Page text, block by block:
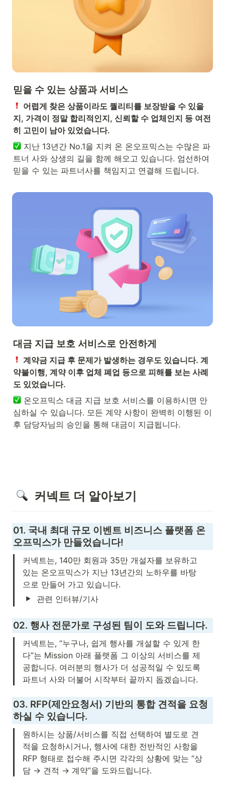
믿을 수 있는 상품과 서비스
어렵게 찾은 상품이라도 퀄리티를 보장받을 수 있을
지, 가격이 정말 합리적인지, 신뢰할 수 업체인지 등 여전
히 고민이 남아 있었습니다.
지난 13년간 No.1을 지켜 온 온오프믹스는 수많은 파
트너 사와 상생의 길을 함께 해오고 있습니다. 엄선하여
믿을 수 있는 파트너사를 책임지고 연결해 드립니다.
대금 지급 보호 서비스로 안전하게
계약금 지급 후 문제가 발생하는 경우도 있습니다. 계
약불이행, 계약 이후 업체 폐업 등으로 피해를 보는 사례
도 있었습니다.
온오프믹스 대금 지급 보호 서비스를 이용하시면 안
심하실 수 있습니다. 모든 계약 사항이 완벽히 이행된 이
후 담당자님의 승인을 통해 대금이 지급됩니다.
커넥트 더 알아보기
01. 국내 최대 규모 이벤트 비즈니스 플랫폼 온
오프믹스가 만들었습니다!
커넥트는, 140만 회원과 35만 개설자를 보유하고
있는 온오프믹스가 지난 13년간의 노하우를 바탕
으로 만들어 가고 있습니다.
관련 인터뷰/기사
02. 행사 전문가로 구성된 팀이 도와 드립니다.
커넥트는, “누구나, 쉽게 행사를 개설할 수 있게 한
다”는 Mission 아래 플랫폼 그 이상의 서비스를 제
공합니다. 여러분의 행사가 더 성공적일 수 있도록
파트너 사와 더불어 시작부터 끝까지 돕겠습니다.
03. RFP(제안요청서) 기반의 통합 견적을 요청
하실 수 있습니다.
원하시는 상품/서비스를 직접 선택하여 별도로 견
적을 요청하시거나, 행사에 대한 전반적인 사항을
RFP 형태로 접수해 주시면 각각의 상황에 맞는 “상
담 → 견적 → 계약”을 도와드립니다.